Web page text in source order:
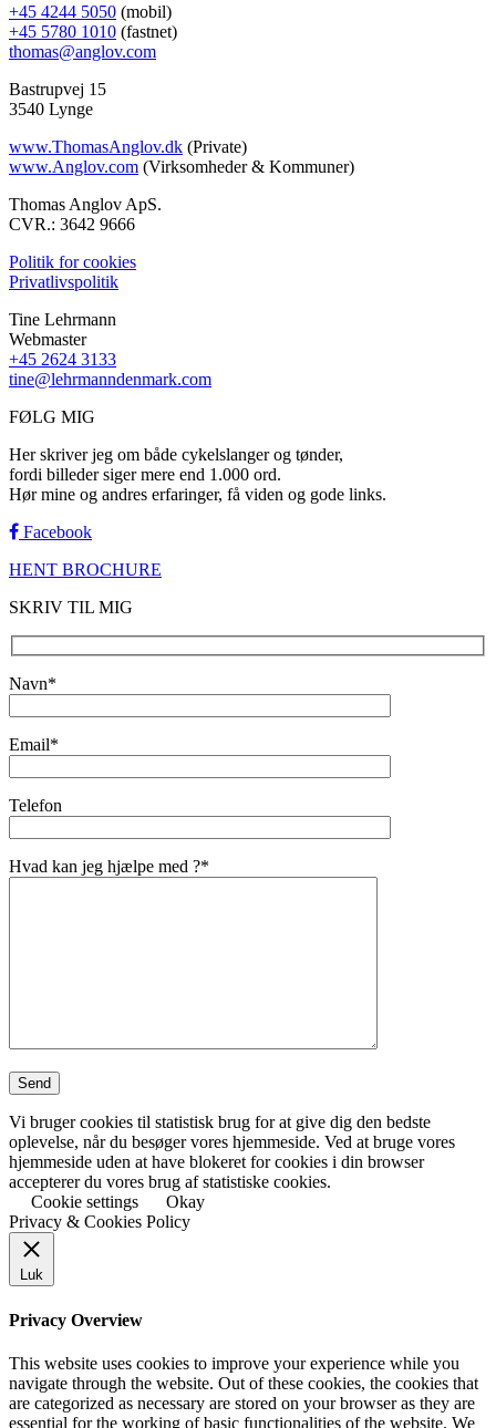
+45 4244 5050 (mobil)
+45 5780 1010 (fastnet)
thomas@anglov.com
Bastrupvej 15
3540 Lynge
www.ThomasAnglov.dk (Private)
www.Anglov.com (Virksomheder & Kommuner)
Thomas Anglov ApS.
CVR.: 3642 9666
Politik for cookies
Privatlivspolitik
Tine Lehrmann
Webmaster
+45 2624 3133
tine@lehrmanndenmark.com
FØLG MIG
Her skriver jeg om både cykelslanger og tønder,
fordi billeder siger mere end 1.000 ord.
Hør mine og andres erfaringer, få viden og gode links.
Facebook
HENT BROCHURE
SKRIV TIL MIG
Navn*
Email*
Telefon
Hvad kan jeg hjælpe med ?*
Vi bruger cookies til statistisk brug for at give dig den bedste
oplevelse, når du besøger vores hjemmeside. Ved at bruge vores
hjemmeside uden at have blokeret for cookies i din browser
accepterer du vores brug af statistiske cookies.
Cookie settings
Okay
Privacy & Cookies Policy
Luk
Privacy Overview
This website uses cookies to improve your experience while you
navigate through the website. Out of these cookies, the cookies that
are categorized as necessary are stored on your browser as they are
essential for the working of basic functionalities of the website. We